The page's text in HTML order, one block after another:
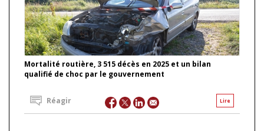
Mortalité routière, 3 515 décès en 2025 et un bilan
qualifié de choc par le gouvernement
Lire
Réagir